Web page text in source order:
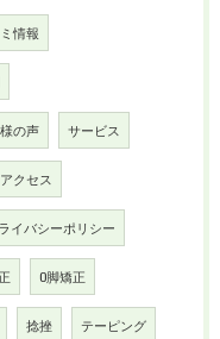
情報
の声 サービス
アクセス
イバシーポリシー
O脚矯正
捻挫 テーピング